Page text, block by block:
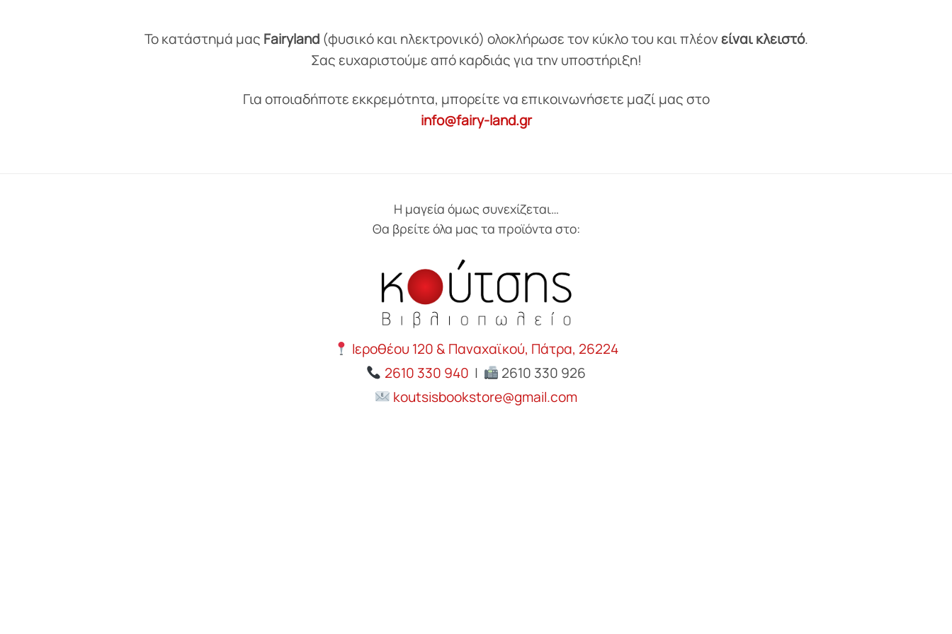
Το κατάστημά μας Fairyland(φυσικό και ηλεκτρονικό) ολοκλήρωσε τον κύκλο του και πλέονείναι κλειστό.
Σας ευχαριστούμε από καρδιάς για την υποστήριξη!
Για οποιαδήποτε εκκρεμότητα, μπορείτε να επικοινωνήσετε μαζί μας στο
info@fairy-land.gr
Η μαγεία όμως συνεχίζεται…
Θα βρείτε όλα μας τα προϊόντα στο:
Ιεροθέου 120 & Παναχαϊκού, Πάτρα, 26224
2610 330 940 |
2610 330 926
koutsisbookstore@gmail.com